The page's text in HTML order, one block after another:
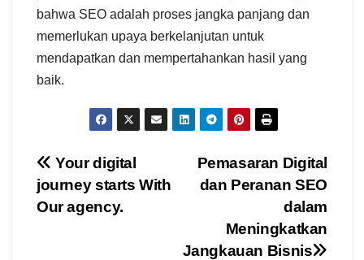
bahwa SEO adalah proses jangka panjang dan
memerlukan upaya berkelanjutan untuk
mendapatkan dan mempertahankan hasil yang
baik.
Navigasi
pos
Pemasaran Digital
dan Peranan SEO
dalam
Meningkatkan
Jangkauan Bisnis
Your digital
journey starts With
Our agency.